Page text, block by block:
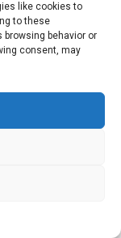
like cookies to
to these
behavior or
consent, may